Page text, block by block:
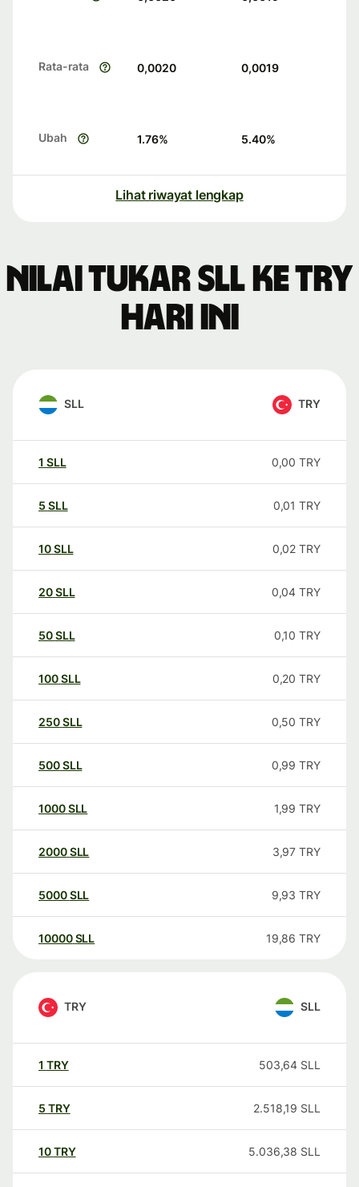
Rata-rata 0,0020 0,0019
Ubah 1.76% 5.40%
Lihat riwayat lengkap
Nilai tukar SLL ke TRY
hari ini
SLL TRY
1 SLL 0,00 TRY
5 SLL 0,01 TRY
10SLL 0,02 TRY
20SLL 0,04 TRY
50SLL 0,10 TRY
100SLL 0,20 TRY
250SLL 0,50 TRY
500SLL 0,99 TRY
1000SLL 1,99 TRY
2000SLL 3,97 TRY
5000SLL 9,93 TRY
10000 SLL 19,86 TRY
TRY SLL
1 TRY 503,64 SLL
5 TRY 2.518,19 SLL
10TRY 5.036,38 SLL